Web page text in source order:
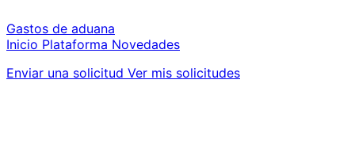
Gastos de aduana
Inicio Plataforma Novedades
Enviar una solicitud Ver mis solicitudes